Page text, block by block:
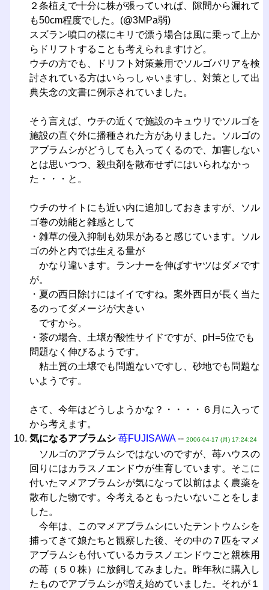
２条植えで十分に株が張っていれば、隙間から漏れて
も50cm程度でした。(@3MPa弱)
スズラン噴口の様にキリで漂う場合は風に乗って上か
らドリフトすることも考えられますけど。
ウチの方でも、ドリフト対策兼用でソルゴバリアを検
討されている方はいらっしゃいますし、対策として出
典失念の文書に例示されていました。
そう言えば、ウチの近くで施設のキュウリでソルゴを
施設の直ぐ外に播種された方がありました。ソルゴの
アブラムシがどうしても入ってくるので、加害しない
とは思いつつ、殺虫剤を散布せずにはいられなかっ
た・・・と。
ウチのサイトにも近い内に追加しておきますが、ソル
ゴ巻の効能と雑感として
・雑草の侵入抑制も効果があると感じています。ソル
ゴの外と内では生える量が
かなり違います。ランナーを伸ばすヤツはダメです
が。
・夏の西日除けにはイイですね。案外西日が長く当た
るのってダメージが大きい
ですから。
・茶の場合、土壌が酸性サイドですが、pH=5位でも
問題なく伸びるようです。
粘土質の土壌でも問題ないですし、砂地でも問題な
いようです。
さて、今年はどうしようかな？・・・・６月に入って
から考えます。
気になるアブラムシ 苺FUJISAWA-- 2006-04-17 (月) 17:24:24
ソルゴのアブラムシではないのですが、苺ハウスの
回りにはカラスノエンドウが生育しています。そこに
付いたマメアブラムシが気になって以前はよく農薬を
散布した物です。今考えるともったいないことをしま
した。
今年は、このマメアブラムシにいたテントウムシを
捕ってきて娘たちと観察した後、その中の７匹をマメ
アブラムシも付いているカラスノエンドウごと親株用
の苺（５０株）に放飼してみました。昨年秋に購入し
たものでアブラムシが増え始めていました。それが１